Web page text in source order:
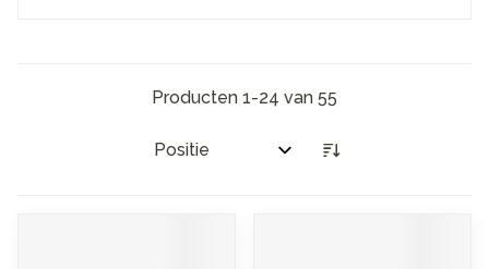
Producten 1-24 van 55
Sorteer op: